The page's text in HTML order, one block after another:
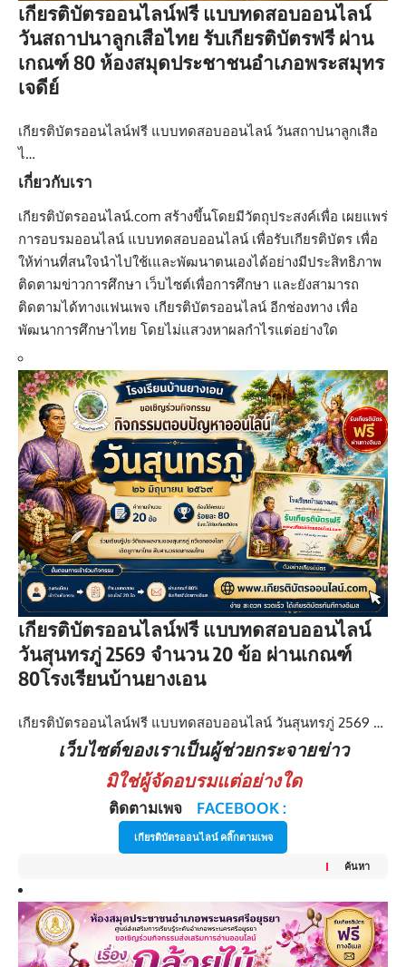
เกียรติบัตรออนไลน์ฟรี แบบทดสอบออนไลน์
วันสถาปนาลูกเสือไทย รับเกียรติบัตรฟรี ผ่าน
เกณฑ์ 80 ห้องสมุดประชาชนอำเภอพระสมุทร
เจดีย์
เกียรติบัตรออนไลน์ฟรี แบบทดสอบออนไลน์ วันสถาปนาลูกเสือ
ไ…
เกี่ยวกับเรา
เกียรติบัตรออนไลน์.com สร้างขึ้นโดยมีวัตถุประสงค์เพื่อ เผยแพร่
การอบรมออนไลน์ แบบทดสอบออนไลน์ เพื่อรับเกียรติบัตร เพื่อ
ให้ท่านที่สนใจนำไปใช้เและพัฒนาตนเองได้อย่างมีประสิทธิภาพ
ติดตามข่าวการศึกษา เว็บไซต์เพื่อการศึกษา และยังสามารถ
ติดตามได้ทางแฟนเพจ เกียรติบัตรออนไลน์ อีกช่องทาง เพื่อ
พัฒนาการศึกษาไทย โดยไม่แสวงหาผลกำไรแต่อย่างใด
เกียรติบัตรออนไลน์ฟรี แบบทดสอบออนไลน์
วันสุนทรภู่ 2569 จำนวน 20 ข้อ ผ่านเกณฑ์
80โรงเรียนบ้านยางเอน
เกียรติบัตรออนไลน์ฟรี แบบทดสอบออนไลน์ วันสุนทรภู่ 2569 …
เว็บไซต์ของเราเป็นผู้ช่วยกระจายข่าว
มิใช่ผู้จัดอบรมแต่อย่างใด
ติดตามเพจ FACEBOOK :
เกียรติบัตรออนไลน์ คลิ๊กตามเพจ
ค้นหา